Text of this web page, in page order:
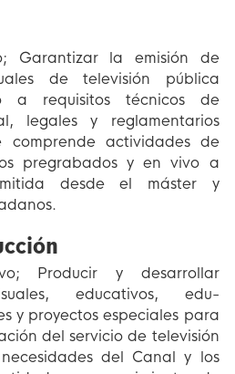
Garantizar la emisión de
de televisión pública
a requisitos técnicos de
legales y reglamentarios
comprende actividades de
pregrabados y en vivo a
desde el máster y
Producir y desarrollar
educativos, edu-
y proyectos especiales para
del servicio de televisión
del Canal y los